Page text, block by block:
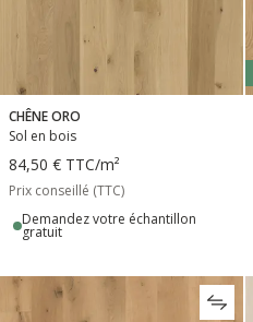
CHÊNE ORO
Sol en bois
84,50 € TTC/m²
Prix conseillé (TTC)
Demandez votre échantillon
gratuit